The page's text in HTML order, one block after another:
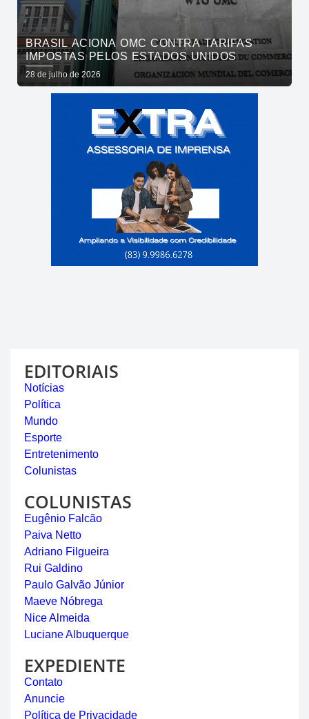
BRASIL ACIONA OMC CONTRA TARIFAS
IMPOSTAS PELOS ESTADOS UNIDOS
28 de julho de 2026
EDITORIAIS
Notícias
Política
Mundo
Esporte
Entretenimento
Colunistas
COLUNISTAS
Eugênio Falcão
Paiva Netto
Adriano Filgueira
Rui Galdino
Paulo Galvão Júnior
Maeve Nóbrega
Nice Almeida
Luciane Albuquerque
EXPEDIENTE
Contato
Anuncie
Política de Privacidade